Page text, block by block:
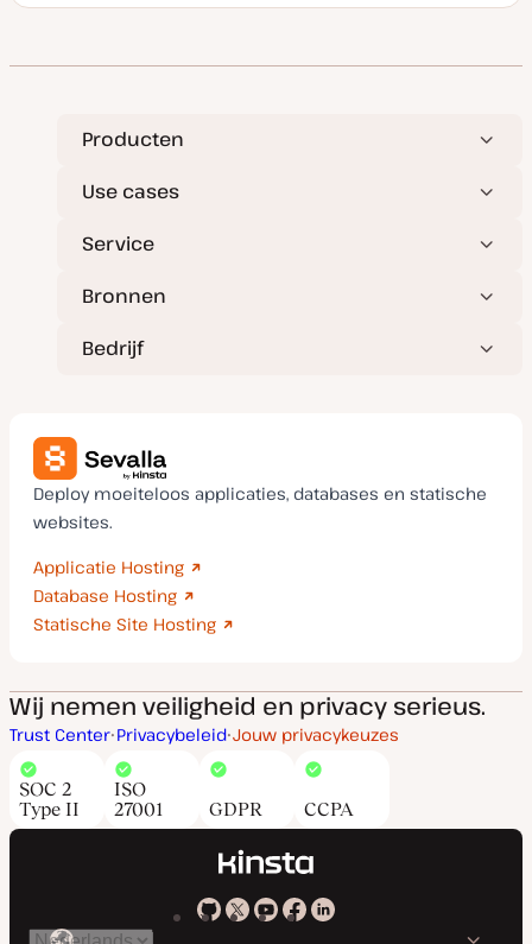
o
y
Producten
Use cases
Service
Bronnen
Bedrijf
Deploy moeiteloos applicaties, databases en statische
websites.
Applicatie Hosting
Database Hosting
Statische Site Hosting
Wij nemen veiligheid en privacy serieus.
Trust Center Privacybeleid Jouw privacykeuzes
SOC 2
Type II
ISO
27001
GDPR CCPA
KinstaKinstaKinsta
KinstaKinsta